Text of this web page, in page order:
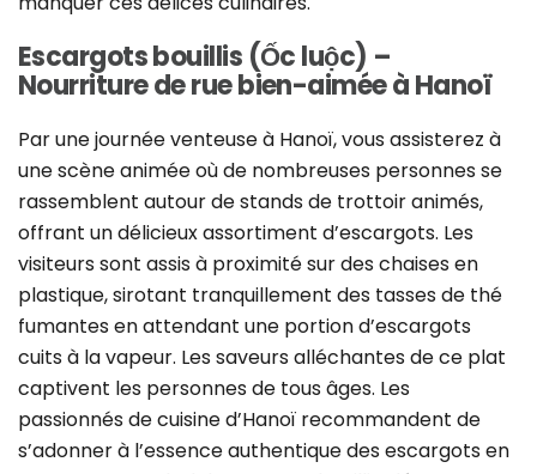
Escargots bouillis (Ốc luộc) –
Nourriture de rue bien-aimée à Hanoï
Par une journée venteuse à Hanoï, vous assisterez à
une scène animée où de nombreuses personnes se
rassemblent autour de stands de trottoir animés,
offrant un délicieux assortiment d’escargots. Les
visiteurs sont assis à proximité sur des chaises en
plastique, sirotant tranquillement des tasses de thé
fumantes en attendant une portion d’escargots
cuits à la vapeur. Les saveurs alléchantes de ce plat
captivent les personnes de tous âges. Les
passionnés de cuisine d’Hanoï recommandent de
s’adonner à l’essence authentique des escargots en